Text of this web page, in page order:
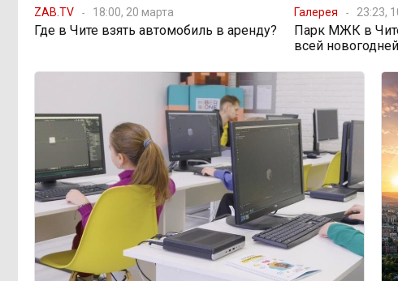
ZAB.TV 18:00, 20 марта
Где в Чите взять автомобиль в аренду?
Галерея 23:23,
Парк МЖК в
всей